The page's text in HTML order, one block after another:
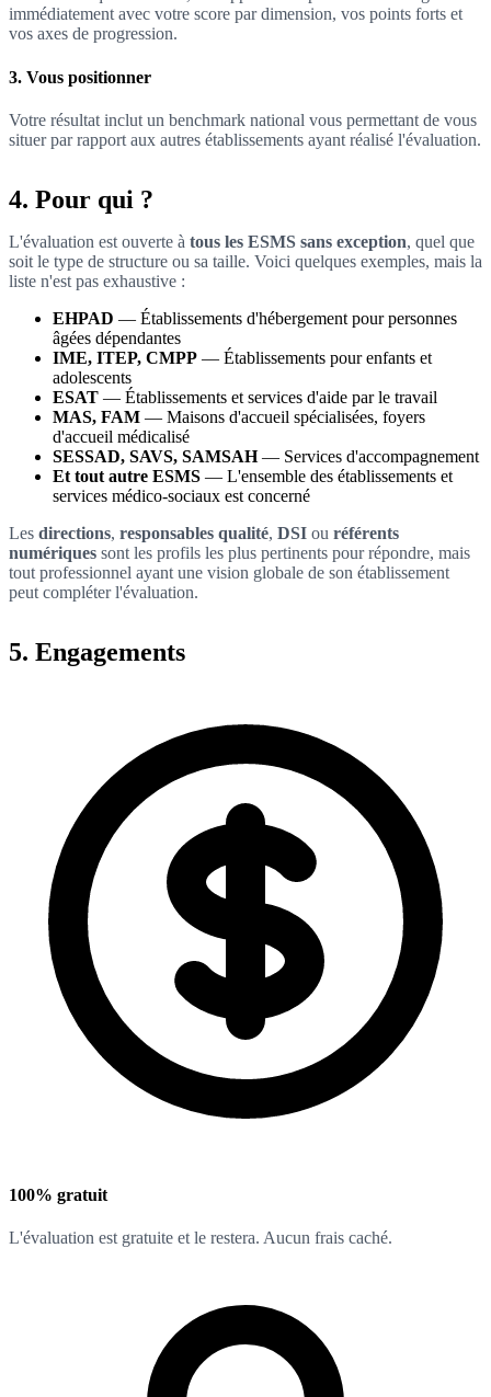
immédiatement avec votre score par dimension, vos points forts et
vos axes de progression.
3. Vous positionner
Votre résultat inclut un benchmark national vous permettant de vous
situer par rapport aux autres établissements ayant réalisé l'évaluation.
4. Pour qui ?
L'évaluation est ouverte à tous les ESMS sans exception, quel que
soit le type de structure ou sa taille. Voici quelques exemples, mais la
liste n'est pas exhaustive :
EHPAD — Établissements d'hébergement pour personnes
âgées dépendantes
IME, ITEP, CMPP — Établissements pour enfants et
adolescents
ESAT — Établissements et services d'aide par le travail
MAS, FAM — Maisons d'accueil spécialisées, foyers
d'accueil médicalisé
SESSAD, SAVS, SAMSAH— Services d'accompagnement
Et tout autre ESMS — L'ensemble des établissements et
services médico-sociaux est concerné
Les directions, responsables qualité, DSI ou référents
numériques sont les profils les plus pertinents pour répondre, mais
tout professionnel ayant une vision globale de son établissement
peut compléter l'évaluation.
5. Engagements
100% gratuit
L'évaluation est gratuite et le restera. Aucun frais caché.